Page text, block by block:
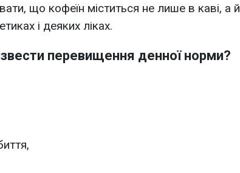
що кофеїн міститься не лише в каві, а й
і деяких ліках.
перевищення денної норми?